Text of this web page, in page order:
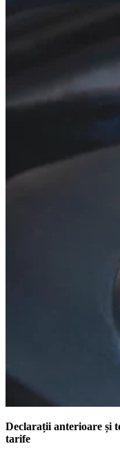
Declarații anterioare și
tarife